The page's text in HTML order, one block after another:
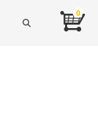
0